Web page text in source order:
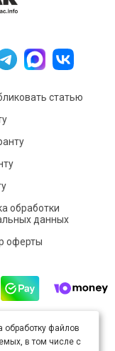
статью
обработки
данных
оферты
полицензии Creative
4.0
обработку файлов
в том числе с